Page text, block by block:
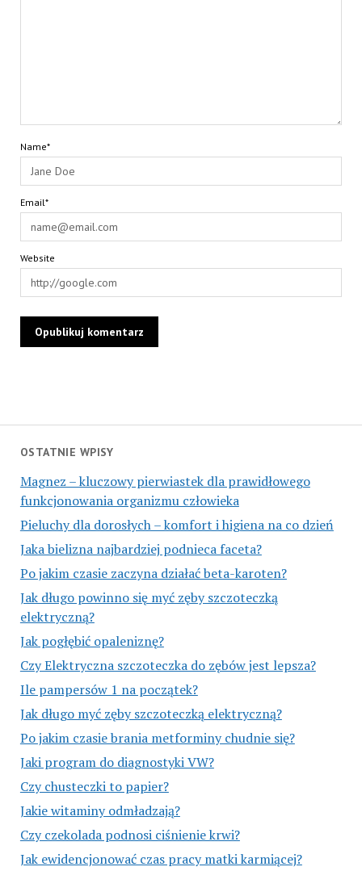
OSTATNIE WPISY
Magnez – kluczowy pierwiastek dla prawidłowego
funkcjonowania organizmu człowieka
Pieluchy dla dorosłych – komfort i higiena na co dzień
Jaka bielizna najbardziej podnieca faceta?
Po jakim czasie zaczyna działać beta-karoten?
Jak długo powinno się myć zęby szczoteczką
elektryczną?
Jak pogłębić opaleniznę?
Czy Elektryczna szczoteczka do zębów jest lepsza?
Ile pampersów 1 na początek?
Jak długo myć zęby szczoteczką elektryczną?
Po jakim czasie brania metforminy chudnie się?
Jaki program do diagnostyki VW?
Czy chusteczki to papier?
Jakie witaminy odmładzają?
Czy czekolada podnosi ciśnienie krwi?
Jak ewidencjonować czas pracy matki karmiącej?
Name*
Email*
Website